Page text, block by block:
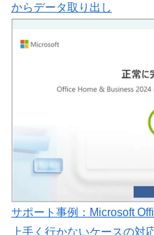
からデータ取り出し
サポート事例：Microsoft
上手く行かないケースの対